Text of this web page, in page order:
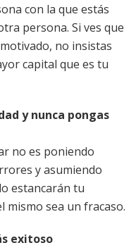
con la que estás
persona. Si ves que
no insistas
capital que es tu
y nunca pongas
no es poniendo
y asumiendo
estancarán tu
mismo sea un fracaso.
exitoso